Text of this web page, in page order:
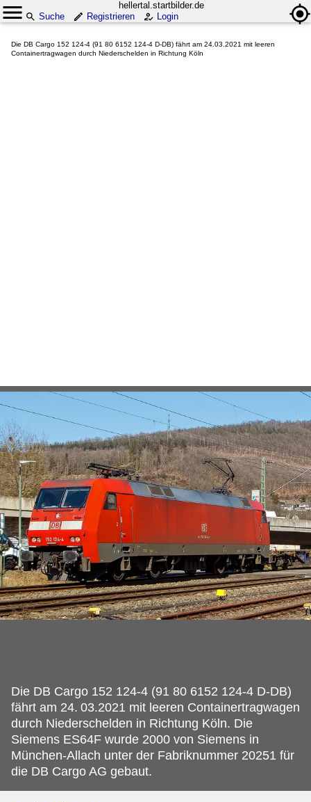
hellertal.startbilder.de
Suche
Registrieren Login
Die DB Cargo 152 124-4 (91 80 6152 124-4 D-DB) fährt am 24.03.2021 mit leeren
Containertragwagen durch Niederschelden in Richtung Köln
Die DB Cargo 152 124-4 (91 80 6152 124-4 D-DB)
fährt am 24. 03.2021 mit leeren Containertragwagen
durch Niederschelden in Richtung Köln. Die
Siemens ES64F wurde 2000 von Siemens in
München-Allach unter der Fabriknummer 20251 für
die DB Cargo AG gebaut.